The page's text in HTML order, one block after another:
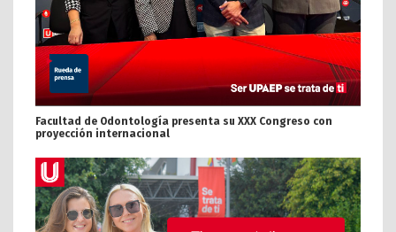
Facultad de Odontología presenta su XXX Congreso con
proyección internacional